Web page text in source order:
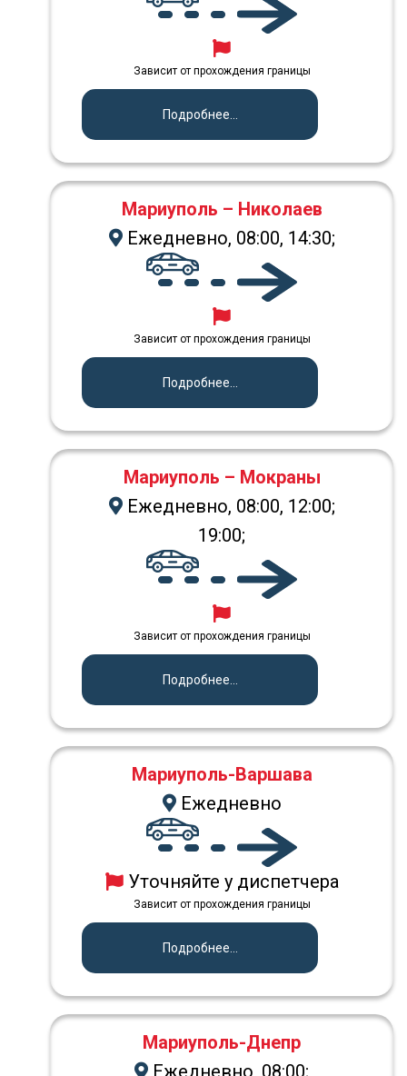
Зависит от прохождения границы
Подробнее...
Мариуполь – Николаев
Ежедневно, 08:00, 14:30;
Зависит от прохождения границы
Подробнее...
Мариуполь – Мокраны
Ежедневно, 08:00, 12:00;
19:00;
Зависит от прохождения границы
Подробнее...
Мариуполь-Варшава
Ежедневно
Уточняйте у диспетчера
Зависит от прохождения границы
Подробнее...
Мариуполь-Днепр
Ежедневно, 08:00;